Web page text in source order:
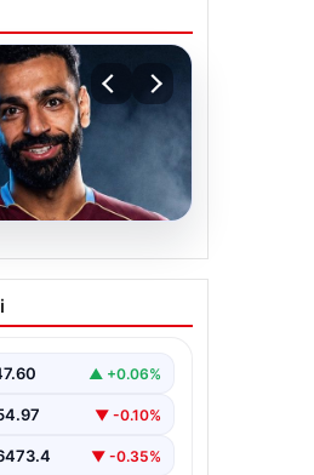
Salah
detayları
▲ +0.06%
▼ -0.10%
▼ -0.35%